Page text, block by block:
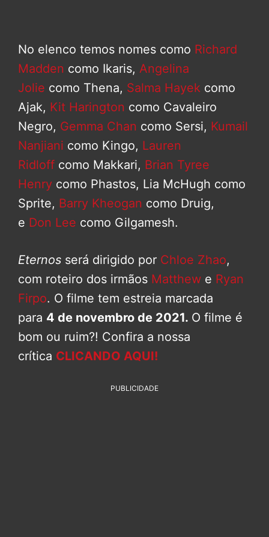
No elenco temos nomes como Richard
Madden como Ikaris, Angelina
Jolie como Thena, Salma Hayek como
Ajak, Kit Harington como Cavaleiro
Negro, Gemma Chan como Sersi, Kumail
Nanjiani como Kingo, Lauren
Ridloff como Makkari, Brian Tyree
Henry como Phastos, Lia McHugh como
Sprite, Barry Kheogan como Druig,
e Don Lee como Gilgamesh.
Eternos será dirigido por Chloe Zhao,
com roteiro dos irmãos Matthew e Ryan
Firpo. O filme tem estreia marcada
para 4 de novembro de 2021. O filme é
bom ou ruim?! Confira a nossa
crítica CLICANDO AQUI!
PUBLICIDADE